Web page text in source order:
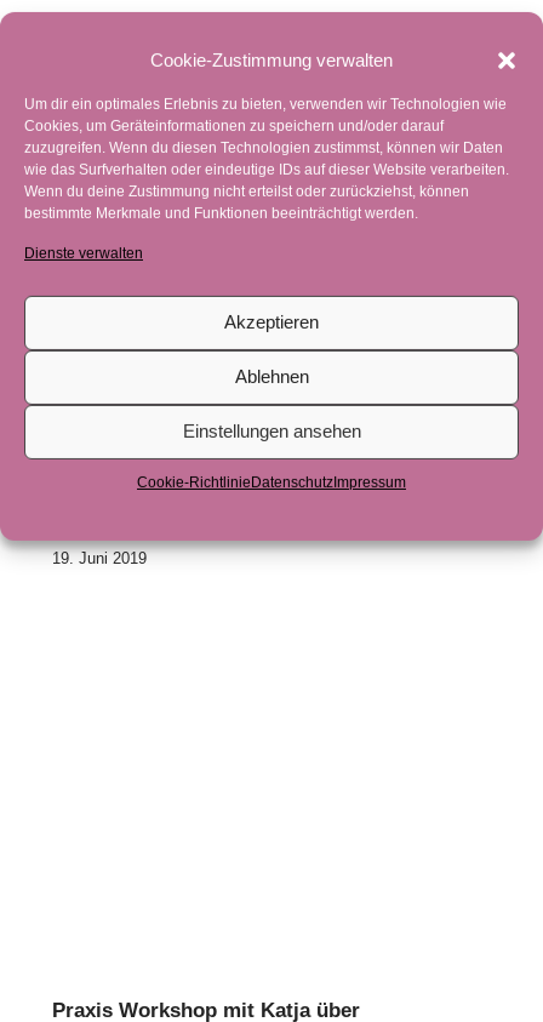
Cookie-Zustimmung verwalten
Um dir ein optimales Erlebnis zu bieten, verwenden wir Technologien wie
Cookies, um Geräteinformationen zu speichern und/oder darauf
zuzugreifen. Wenn du diesen Technologien zustimmst, können wir Daten
wie das Surfverhalten oder eindeutige IDs auf dieser Website verarbeiten.
Wenn du deine Zustimmung nicht erteilst oder zurückziehst, können
bestimmte Merkmale und Funktionen beeinträchtigt werden.
Dienste verwalten
Akzeptieren
Ablehnen
Einstellungen ansehen
Cookie-RichtlinieDatenschutzImpressum
Freitag ist Internationaler Yoga Tag –
19. Juni 2019
Praxis Workshop mit Katja über